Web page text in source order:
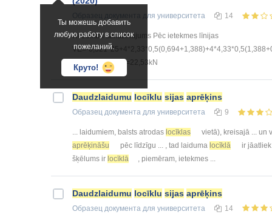
Ты можешь добавить
любую работу в список
пожеланий.
Круто!
для университета 14
Rezultātu salidzinājums Pēc ietekmes līnijas
VE=-
0,111*10-20*1/6=22,53kN
Daudzlaidumu locīklu sijas aprēķins
Образец документа для университета 9
... laidumiem, balsts atrodas locīklas
vietā), kreisajā ... un
aprēķināšu
pēc līdzīgu ... , tad laiduma locīklā
ir
šķēlums ir locīklā , piemēram, ietekmes ...
Daudzlaidumu locīklu sijas aprēķins
Образец документа для университета 14